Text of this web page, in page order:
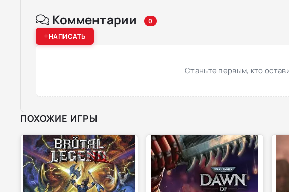
Комментарии 0
НАПИСАТЬ
Станьте первым, кто
ПОХОЖИЕ ИГРЫ